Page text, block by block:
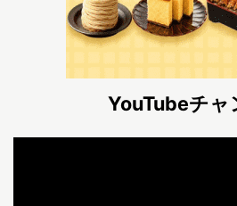
YouTubeチャ